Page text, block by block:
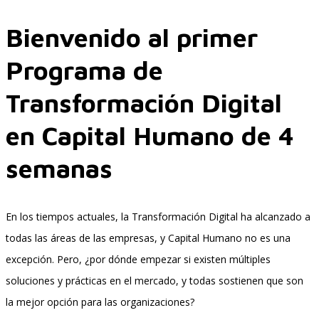
Bienvenido al primer
Programa de
Transformación Digital
en Capital Humano de 4
semanas
En los tiempos actuales, la Transformación Digital ha alcanzado a
todas las áreas de las empresas, y Capital Humano no es una
excepción. Pero, ¿por dónde empezar si existen múltiples
soluciones y prácticas en el mercado, y todas sostienen que son
la mejor opción para las organizaciones?